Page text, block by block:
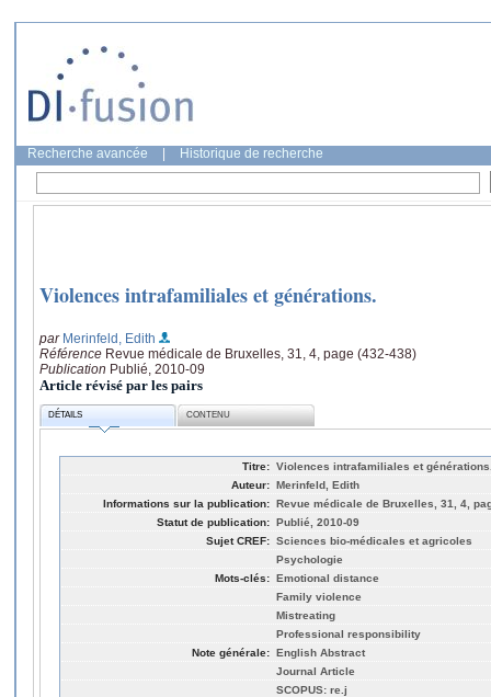
Recherche avancée Historique de recherche
Violences intrafamiliales et générations.
par Merinfeld, Edith
Référence Revue médicale de Bruxelles, 31, 4, page (432-438)
Publication Publié, 2010-09
Article révisé par les pairs
DÉTAILS CONTENU
Titre: Violences intrafamiliales et
Auteur: Merinfeld, Edith
Informations sur la publication: Revue médicale de Bruxelles, 31, 4,
Statut de publication: Publié, 2010-09
Sujet CREF: Sciences bio-médicales et agricoles
Psychologie
Mots-clés: Emotional distance
Family violence
Mistreating
Professional responsibility
Note générale: English Abstract
Journal Article
SCOPUS: re.j